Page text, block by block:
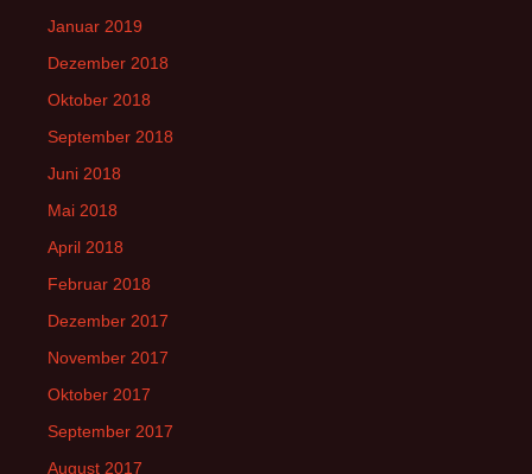
Januar 2019
Dezember 2018
Oktober 2018
September 2018
Juni 2018
Mai 2018
April 2018
Februar 2018
Dezember 2017
November 2017
Oktober 2017
September 2017
August 2017